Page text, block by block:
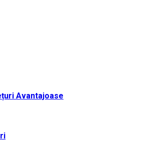
Avantajoase